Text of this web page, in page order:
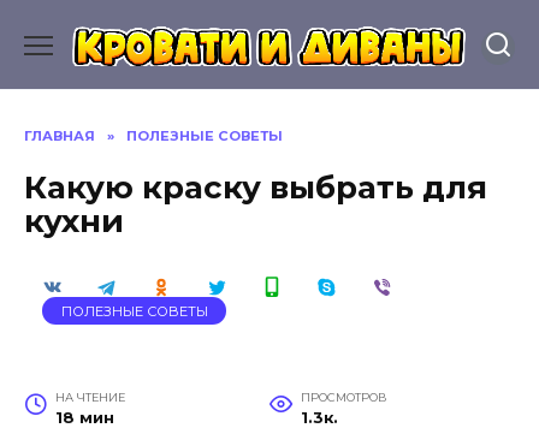
содержанию
ГЛАВНАЯ » ПОЛЕЗНЫЕ СОВЕТЫ
Какую краску выбрать для
кухни
ПОЛЕЗНЫЕ СОВЕТЫ
НА ЧТЕНИЕ
18 мин
ПРОСМОТРОВ
1.3к.